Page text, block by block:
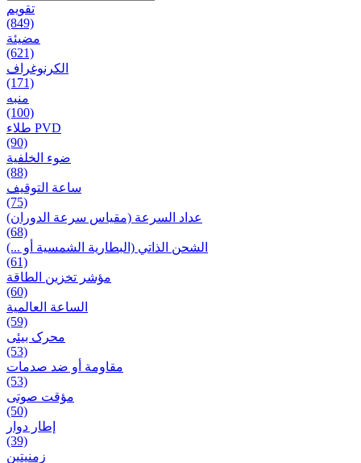
تقويم
(849)
مضيئة
(621)
الكرنوغراف
(171)
منبه
(100)
طلاء PVD
(90)
ضوء الخلفية
(88)
ساعة التوقيف
(75)
عداد السرعة (مقياس سرعة الدوران)
(68)
الشحن الذاتي (البطارية الشمسية أو ...)
(61)
مؤشر تخزين الطاقة
(60)
الساعة العالمية
(59)
محرک بیئی
(53)
مقاومة أو ضد صدمات
(53)
مؤقت صوتی
(50)
إطار دوار
(39)
زمنیتین